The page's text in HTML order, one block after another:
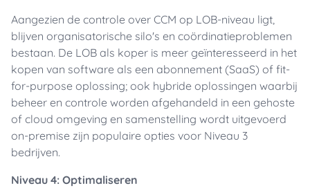
Aangezien de controle over CCM op LOB-niveau ligt,
blijven organisatorische silo's en coördinatieproblemen
bestaan. De LOB als koper is meer geïnteresseerd in het
kopen van software als een abonnement (SaaS) of fit-
for-purpose oplossing; ook hybride oplossingen waarbij
beheer en controle worden afgehandeld in een gehoste
of cloud omgeving en samenstelling wordt uitgevoerd
on-premise zijn populaire opties voor Niveau 3
bedrijven.
Niveau 4: Optimaliseren